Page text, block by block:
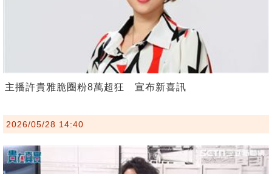
主播許貴雅脆圈粉8萬超狂 宣布新喜訊
2026/05/28 14:40